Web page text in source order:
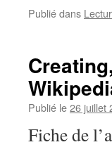
Publié dans
Publié le26 juillet
Fiche de